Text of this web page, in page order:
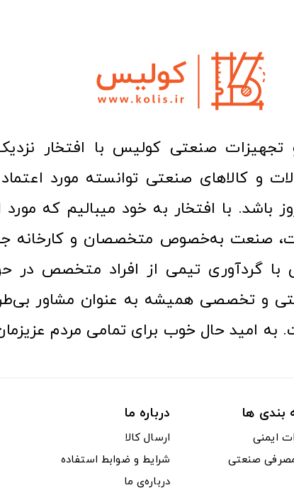
باشد. با افتخار به خود میبالیم که مورد
صنعت به‌خصوص متخصصان و
گردآوری تیمی از افراد متخصص در
و تخصصی همیشه به عنوان مشاور
به امید حال خوب برای تمامی مردم
بندی ها
ایمنی
مصرفی صنعتی
درباره ما
ارسال کالا
شرایط و ضوابط استفاده
درباره‌ی ما